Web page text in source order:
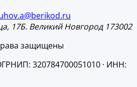
17Б. Великий Новгород 173002
защищены
320784700051010 · ИНН: